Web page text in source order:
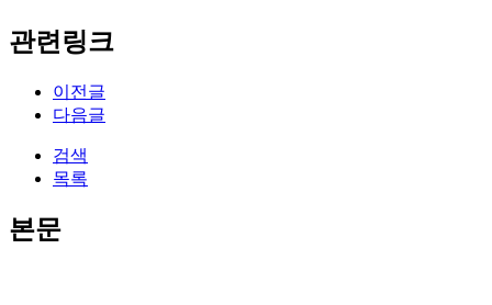
관련링크
이전글
다음글
검색
목록
본문